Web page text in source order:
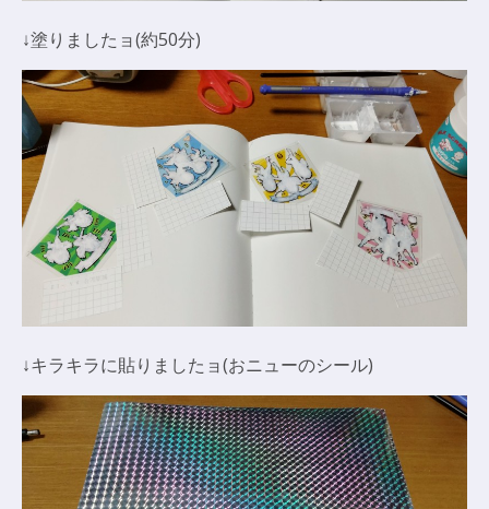
↓塗りましたョ(約50分)
↓キラキラに貼りましたョ(おニューのシール)